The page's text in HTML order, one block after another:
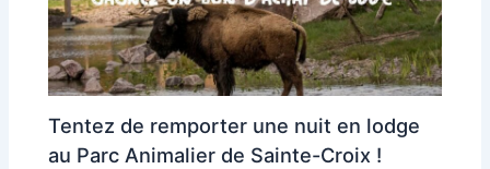
Tentez de remporter une nuit en lodge
au Parc Animalier de Sainte-Croix !